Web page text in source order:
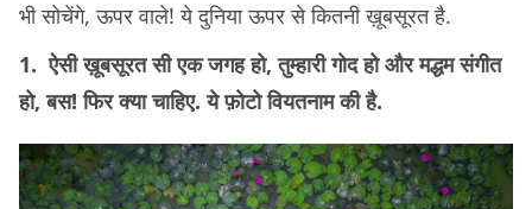
भी सोचेंगे, ऊपर वाले! ये दुनिया ऊपर से कितनी ख़ूबसूरत है.
1. ऐसी ख़ूबसूरत सी एक जगह हो, तुम्हारी गोद हो और मद्धम संगीत
हो, बस! फिर क्या चाहिए. ये फ़ोटो वियतनाम की है.